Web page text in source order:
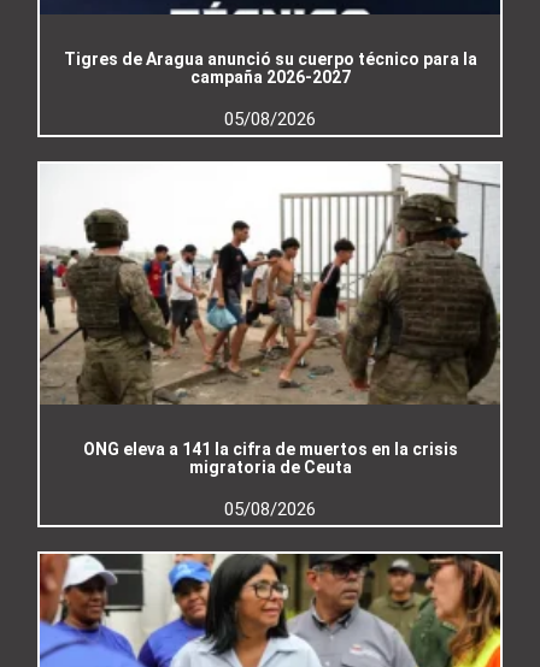
Tigres de Aragua anunció su cuerpo técnico para la
campaña 2026-2027
05/08/2026
ONG eleva a 141 la cifra de muertos en la crisis
migratoria de Ceuta
05/08/2026